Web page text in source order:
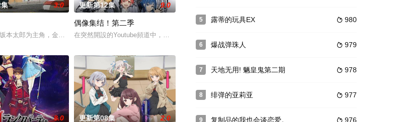
ターの日下夕湖は、現代のブラジルに日本人のガリンペイロ（金鉱掘り）がいるという
一廣の趣味はとにかく寝ること。彼は、幼い頃からいつも夢で見る不思議な異世界で、胸躍る冒険をしていた。ある時、仲良
3.0
本太郎为主角，金盆洗手的他与亲爱的家人平静度日，没想到有刺客接连来袭，幸福家庭生活恐将好景不常。这下子坂本太郎必须与
更新第12集 9.0
偶像集结！第二季
在突然開設的Youtube頻道中，上傳了形形色色的演出者豐富多元的歌曲。從翻唱人氣歌曲、公開「試唱」歌
8.0 更新第08集 2.0
5  980
露蒂的玩具EX
6  979
爆战弹珠人
7  978
天地无用! 魉皇鬼第二期
8  977
绯弹的亚莉亚
9  976
复制品的我也会谈恋爱。